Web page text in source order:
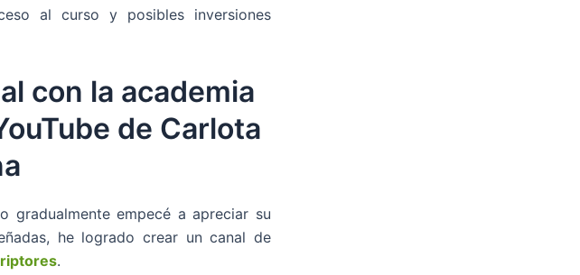
al curso y posibles inversiones
con la academia
de Carlota
gradualmente empecé a apreciar su
he logrado crear un canal de
.